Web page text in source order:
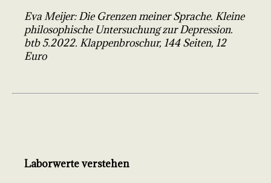
Eva Meijer: Die Grenzen meiner Sprache. Kleine
philosophische Untersuchung zur Depression.
btb 5.2022. Klappenbroschur, 144 Seiten, 12
Euro
Laborwerte verstehen